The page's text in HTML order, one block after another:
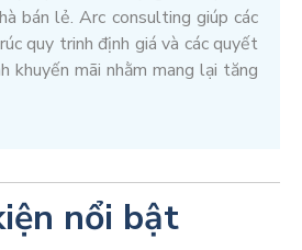
bán lẻ. Arc consulting giúp các
quy trinh định giá và các quyết
khuyến mãi nhằm mang lại tăng
nổi bật